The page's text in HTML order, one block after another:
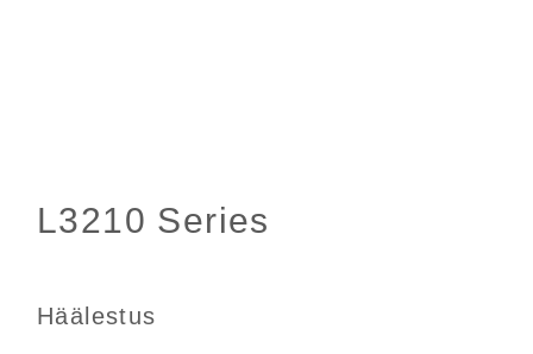
Häälestus